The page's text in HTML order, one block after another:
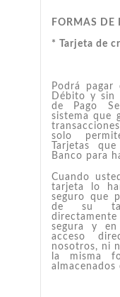
FORMAS DE
* Tarjeta de
Podrá
Débito y sin
de Pago
sistema que
solo
Tarjetas
Banco para
Cuando
tarjeta lo
seguro que
de su
segura y en
acceso
nosotros, ni
la misma
almacenados